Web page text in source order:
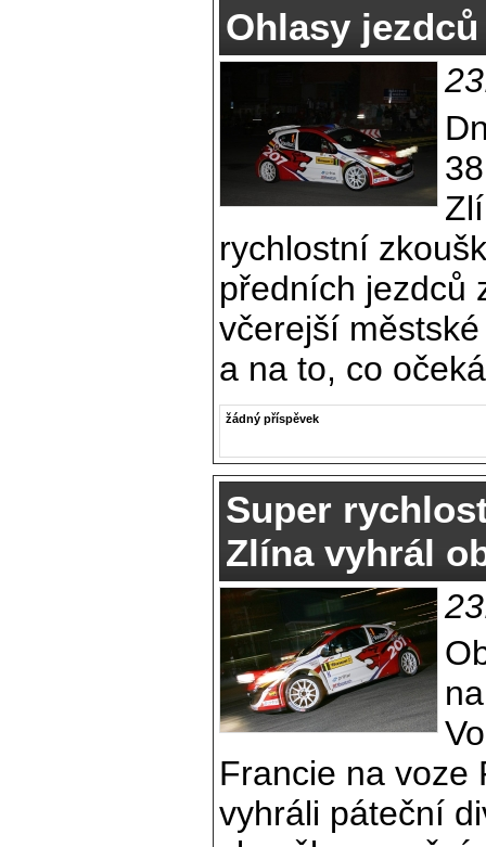
Ohlasy
rychlostní
předních jezdců
včerejší
a na to, co
žádný příspěvek
Super
Zlína vyhrál
Francie na voze
vyhráli páteční